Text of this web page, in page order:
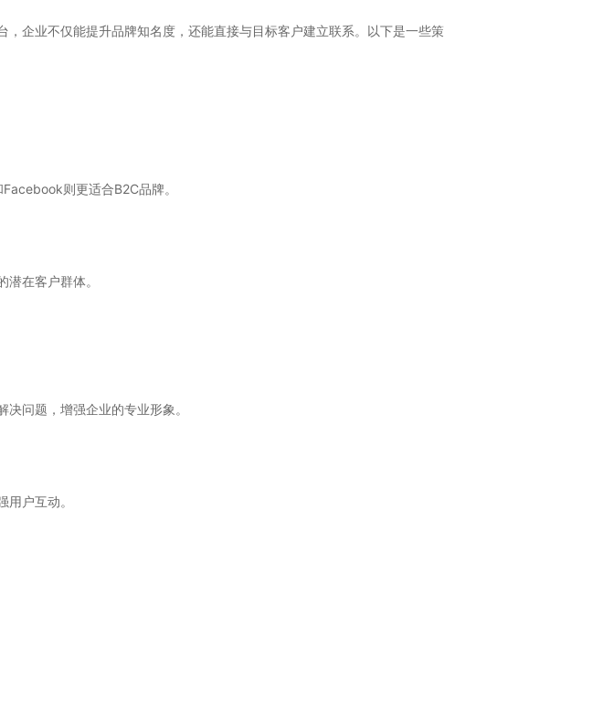
企业不仅能提升品牌知名度，还能直接与目标客户建立联系。以下是一些策
则更适合B2C品牌。
在客户群体。
问题，增强企业的专业形象。
户互动。